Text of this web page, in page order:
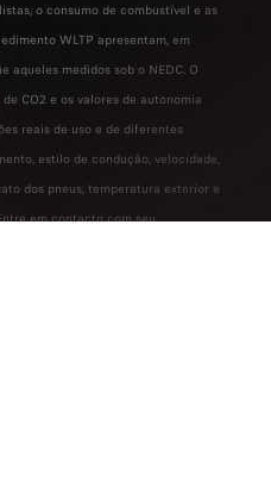
o consumo de combustível e as
WLTP apresentam, em
aqueles medidos sob o NEDC. O
CO2 e os valores de autonomia
reais de uso e de diferentes
estilo de condução, velocidade,
dos pneus, temperatura exterior e
em contacto com seu